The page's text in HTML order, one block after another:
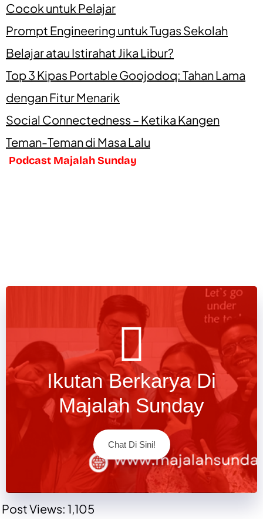
Cocok untuk Pelajar
Prompt Engineering untuk Tugas Sekolah
Belajar atau Istirahat Jika Libur?
Top 3 Kipas Portable Goojodoq: Tahan Lama
dengan Fitur Menarik
Social Connectedness – Ketika Kangen
Teman-Teman di Masa Lalu
Podcast Majalah Sunday
Ikutan Berkarya Di
Majalah Sunday
Chat Di Sini!
Post Views: 1,105